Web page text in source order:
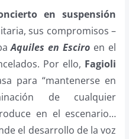
en suspensión
sus compromisos –
Aquiles en Esciro en el
Por ello, Fagioli
para “mantenerse en
de cualquier
en el escenario…
el desarrollo de la voz